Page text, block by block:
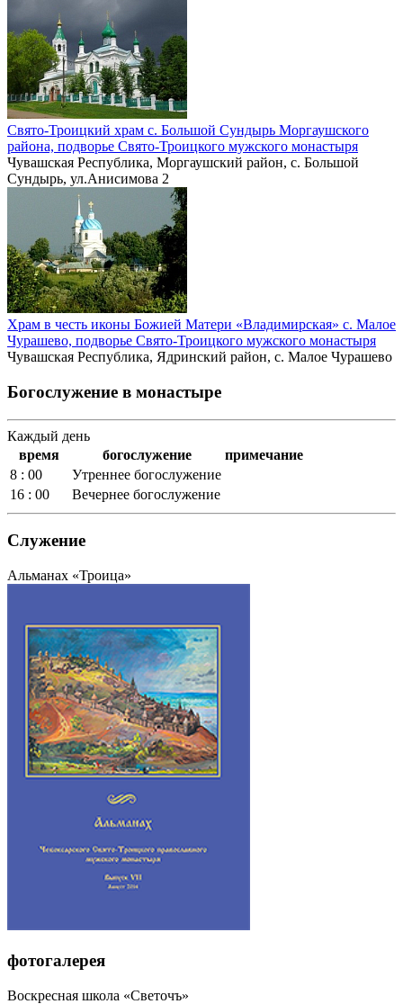
Свято-Троицкий храм с. Большой Сундырь Моргаушского
района, подворье Свято-Троицкого мужского монастыря
Чувашская Республика, Моргаушский район, с. Большой
Сундырь, ул.Анисимова 2
Храм в честь иконы Божией Матери «Владимирская» с. Малое
Чурашево, подворье Свято-Троицкого мужского монастыря
Чувашская Республика, Ядринский район, с. Малое Чурашево
Богослужение в монастыре
Каждый день
время
богослужение
примечание
8 : 00
Утреннее богослужение
16 : 00
Вечернее богослужение
Служение
Альманах «Троица»
фотогалерея
Воскресная школа «Светочъ»